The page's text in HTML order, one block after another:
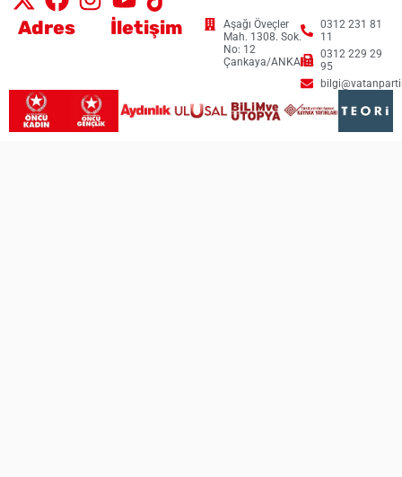
Adres
Aşağı Öveçler
Mah. 1308. Sok.
No: 12
Çankaya/ANKARA
İletişim
0312 231 81
11
0312 229 29
95